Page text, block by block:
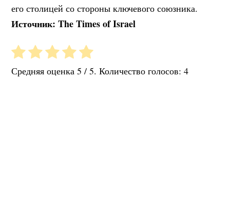
его столицей со стороны ключевого союзника.
Источник: The Times of Israel
Средняя оценка5 / 5. Количество голосов:4